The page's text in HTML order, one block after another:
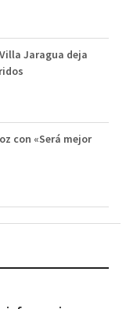
Jaragua deja
con «Será mejor